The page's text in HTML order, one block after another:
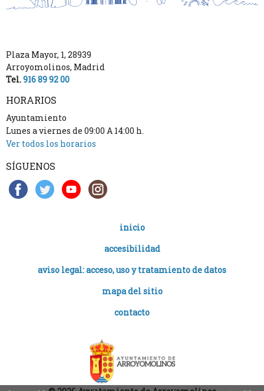
Plaza Mayor, 1, 28939
Arroyomolinos, Madrid
Tel.916 89 92 00
HORARIOS
Ayuntamiento
Lunes a viernes de 09:00 A 14:00 h.
Ver todos los horarios
SÍGUENOS
inicio
accesibilidad
aviso legal: acceso, uso y tratamiento de datos
mapa del sitio
contacto